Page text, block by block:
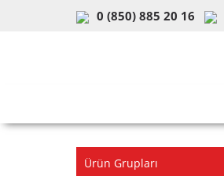
0 (850) 885 20 16
Ürün Grupları